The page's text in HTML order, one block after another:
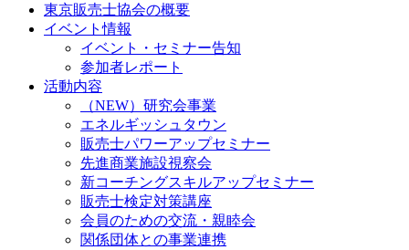
東京販売士協会の概要
イベント情報
イベント・セミナー告知
参加者レポート
活動内容
（NEW）研究会事業
エネルギッシュタウン
販売士パワーアップセミナー
先進商業施設視察会
新コーチングスキルアップセミナー
販売士検定対策講座
会員のための交流・親睦会
関係団体との事業連携